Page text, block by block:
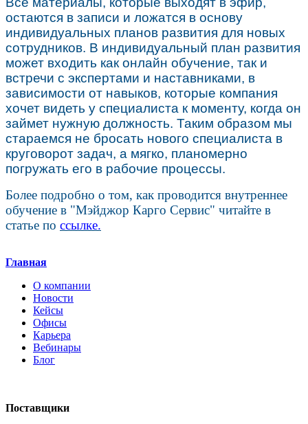
остаются в записи и ложатся в основу
индивидуальных планов развития для новых
сотрудников. В индивидуальный план развития
может входить как онлайн обучение, так и
встречи с экспертами и наставниками, в
зависимости от навыков, которые компания
хочет видеть у специалиста к моменту, когда он
займет нужную должность. Таким образом мы
стараемся не бросать нового специалиста в
круговорот задач, а мягко, планомерно
погружать его в рабочие процессы.
Более подробно о том, как проводится внутреннее
обучение в "Мэйджор Карго Сервис" читайте в
статье по ссылке.
Главная
О компании
Новости
Кейсы
Офисы
Карьера
Вебинары
Блог
Поставщики